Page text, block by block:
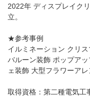
プライバシーポリシー
2022年 ディスプレイク
立。
★参考事例
イルミネーション クリ
バルーン装飾 ポップア
ェ装飾 大型フラワーア
取得資格：第二種電気工